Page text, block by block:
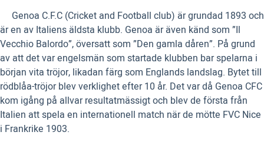
Genoa C.F.C (Cricket and Football club) är grundad 1893 och
är en av Italiens äldsta klubb. Genoa är även känd som ”Il
Vecchio Balordo”, översatt som ”Den gamla dåren”. På grund
av att det var engelsmän som startade klubben bar spelarna i
början vita tröjor, likadan färg som Englands landslag. Bytet till
rödblåa-tröjor blev verklighet efter 10 år. Det var då Genoa CFC
kom igång på allvar resultatmässigt och blev de första från
Italien att spela en internationell match när de mötte FVC Nice
i Frankrike 1903.